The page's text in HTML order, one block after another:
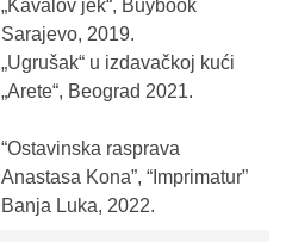
„Kavalov jek“, Buybook
Sarajevo, 2019.
„Ugrušak“ u izdavačkoj kući
„Arete“, Beograd 2021.
“Ostavinska rasprava
Anastasa Kona”, “Imprimatur”
Banja Luka, 2022.